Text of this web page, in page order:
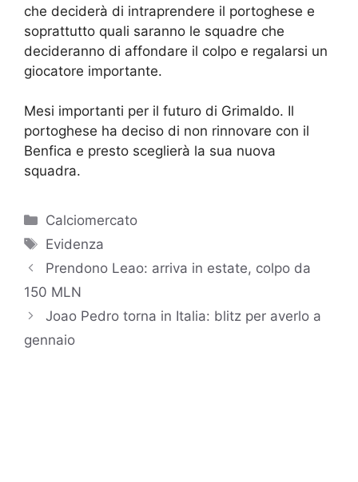
che deciderà di intraprendere il portoghese e
soprattutto quali saranno le squadre che
decideranno di affondare il colpo e regalarsi un
giocatore importante.
Mesi importanti per il futuro di Grimaldo. Il
portoghese ha deciso di non rinnovare con il
Benfica e presto sceglierà la sua nuova
squadra.
Categorie
Calciomercato
Tag
Evidenza
Prendono Leao: arriva in estate, colpo da
150 MLN
Joao Pedro torna in Italia: blitz per averlo a
gennaio